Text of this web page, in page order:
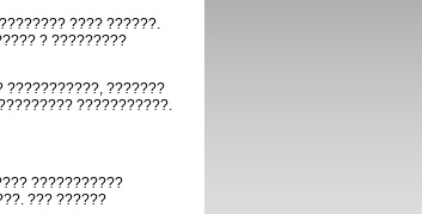
???? ??????.
? ?????????
???????????, ???????
???????????.
???????????
??? ??????